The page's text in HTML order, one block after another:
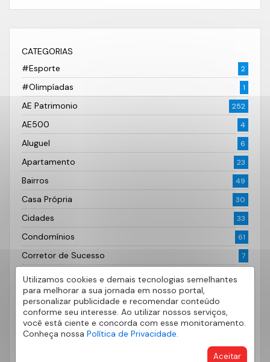
Utilizamos cookies e demais tecnologias semelhantes
para melhorar a sua jornada em nosso portal,
personalizar publicidade e recomendar conteúdo
conforme seu interesse. Ao utilizar nossos serviços,
você está ciente e concorda com esse monitoramento.
Conheça nossa Política de Privacidade.
Aceitar
CATEGORIAS
#Esporte
2
#Olimpíadas 1
AE Patrimonio 252
AE500 4
Aluguel 6
Apartamento 23
Bairros 49
Casa Própria 30
Cidades 33
Condomínios 61
Corretor de Sucesso 7
Curiosidades
Decoração
Dicas
Dicas do Bairro
6